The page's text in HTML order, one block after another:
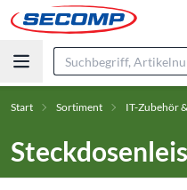
Start Sortiment IT-Zubehör